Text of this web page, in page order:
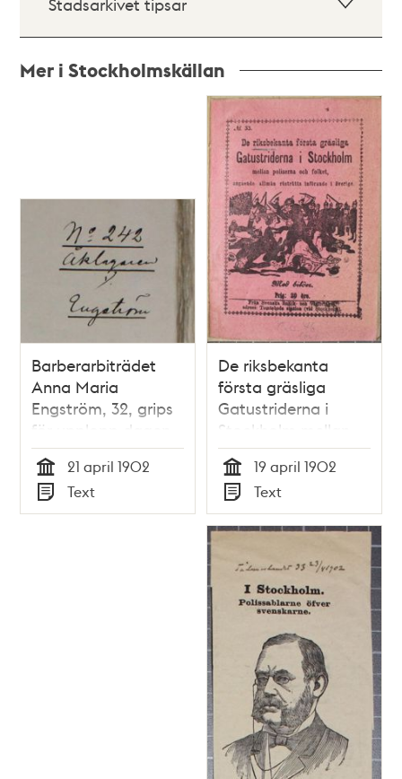
Mer i Stockholmskällan
Barberarbiträdet
Anna Maria
Engström, 32, grips
för upplopp dagen
efter
rösträttsdemonstration
1902
Tid
21 april 1902
Typ
Text
De riksbekanta
första gräsliga
Gatustriderna i
Stockholm mellan
polisen och folket
angående allmän
rösträtts införande i
Sverige
Tid
19 april 1902
Typ
Text